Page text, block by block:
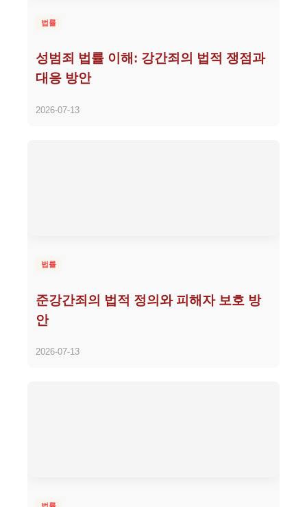
법률
성범죄 법률 이해: 강간죄의 법적 쟁점과
대응 방안
2026-07-13
법률
준강간죄의 법적 정의와 피해자 보호 방
안
2026-07-13